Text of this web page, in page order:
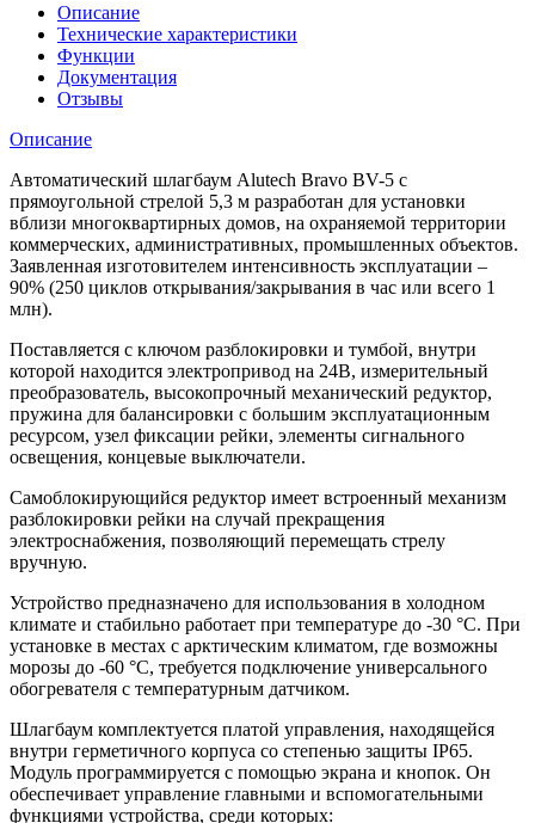
Описание
Технические характеристики
Функции
Документация
Отзывы
Описание
Автоматический шлагбаум Alutech Bravo BV-5 с
прямоугольной стрелой 5,3 м разработан для установки
вблизи многоквартирных домов, на охраняемой территории
коммерческих, административных, промышленных объектов.
Заявленная изготовителем интенсивность эксплуатации –
90% (250 циклов открывания/закрывания в час или всего 1
млн).
Поставляется с ключом разблокировки и тумбой, внутри
которой находится электропривод на 24В, измерительный
преобразователь, высокопрочный механический редуктор,
пружина для балансировки с большим эксплуатационным
ресурсом, узел фиксации рейки, элементы сигнального
освещения, концевые выключатели.
Самоблокирующийся редуктор имеет встроенный механизм
разблокировки рейки на случай прекращения
электроснабжения, позволяющий перемещать стрелу
вручную.
Устройство предназначено для использования в холодном
климате и стабильно работает при температуре до -30 °С. При
установке в местах с арктическим климатом, где возможны
морозы до -60 °С, требуется подключение универсального
обогревателя с температурным датчиком.
Шлагбаум комплектуется платой управления, находящейся
внутри герметичного корпуса со степенью защиты IP65.
Модуль программируется с помощью экрана и кнопок. Он
обеспечивает управление главными и вспомогательными
функциями устройства, среди которых: